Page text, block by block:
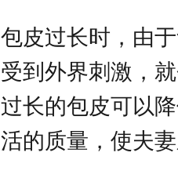
包皮过长时，由
受到外界刺激，
过长的包皮可以
活的质量，使夫